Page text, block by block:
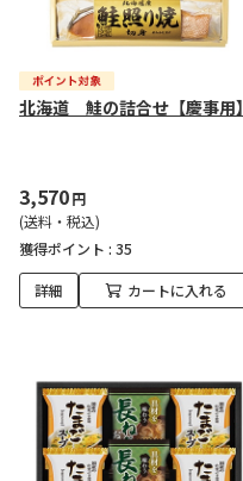
北海道 鮭の詰合せ【慶事用】
3,570円
(送料・税込)
獲得ポイント : 35
詳細 カートに入れる